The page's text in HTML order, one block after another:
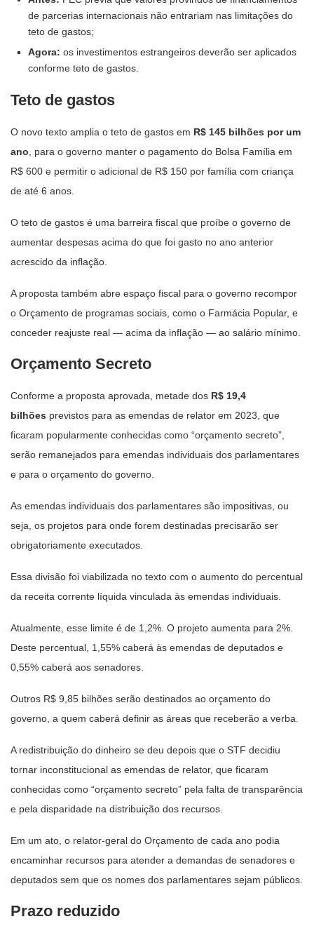
de parcerias internacionais não entrariam nas limitações do
teto de gastos;
Agora: os investimentos estrangeiros deverão ser aplicados
conforme teto de gastos.
Teto de gastos
O novo texto amplia o teto de gastos em R$ 145 bilhões por um
ano , para o governo manter o pagamento do Bolsa Família em
R$ 600 e permitir o adicional de R$ 150 por família com criança
de até 6 anos.
O teto de gastos é uma barreira fiscal que proíbe o governo de
aumentar despesas acima do que foi gasto no ano anterior
acrescido da inflação.
A proposta também abre espaço fiscal para o governo recompor
o Orçamento de programas sociais, como o Farmácia Popular, e
conceder reajuste real — acima da inflação — ao salário mínimo.
Orçamento Secreto
Conforme a proposta aprovada, metade dos R$ 19,4
bilhões previstos para as emendas de relator em 2023, que
ficaram popularmente conhecidas como “orçamento secreto”,
serão remanejados para emendas individuais dos parlamentares
e para o orçamento do governo.
As emendas individuais dos parlamentares são impositivas, ou
seja, os projetos para onde forem destinadas precisarão ser
obrigatoriamente executados.
Essa divisão foi viabilizada no texto com o aumento do percentual
da receita corrente líquida vinculada às emendas individuais.
Atualmente, esse limite é de 1,2%. O projeto aumenta para 2%.
Deste percentual, 1,55% caberá às emendas de deputados e
0,55% caberá aos senadores.
Outros R$ 9,85 bilhões serão destinados ao orçamento do
governo, a quem caberá definir as áreas que receberão a verba.
A redistribuição do dinheiro se deu depois que o STF decidiu
tornar inconstitucional as emendas de relator, que ficaram
conhecidas como “orçamento secreto” pela falta de transparência
e pela disparidade na distribuição dos recursos.
Em um ato, o relator-geral do Orçamento de cada ano podia
encaminhar recursos para atender a demandas de senadores e
deputados sem que os nomes dos parlamentares sejam públicos.
Prazo reduzido